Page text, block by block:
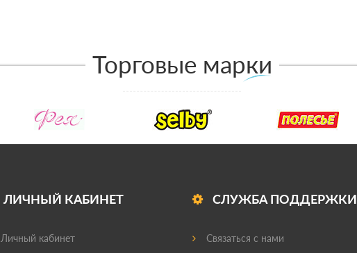
Торговые марки
ЛИЧНЫЙ КАБИНЕТ
Личный кабинет
СЛУЖБА ПОДДЕРЖКИ
Связаться с нами